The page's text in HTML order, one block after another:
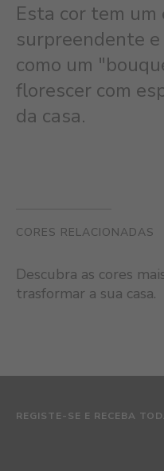
Esta cor tem
surpreendente
como um
florescer com
da casa.
CORES RELACIONADAS
Descubra as cores
trasformar a sua casa.
REGISTE-SE E RECEBA